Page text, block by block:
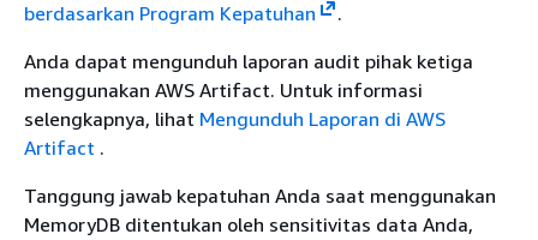
berdasarkan Program Kepatuhan
.
Anda dapat mengunduh laporan audit pihak ketiga
menggunakan AWS Artifact. Untuk informasi
selengkapnya, lihat Mengunduh Laporan di AWS
Artifact .
Tanggung jawab kepatuhan Anda saat menggunakan
MemoryDB ditentukan oleh sensitivitas data Anda,